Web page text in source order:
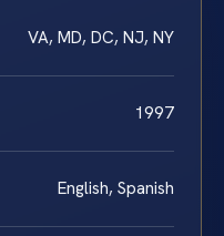
VA, MD, DC, NJ, NY
1997
English, Spanish